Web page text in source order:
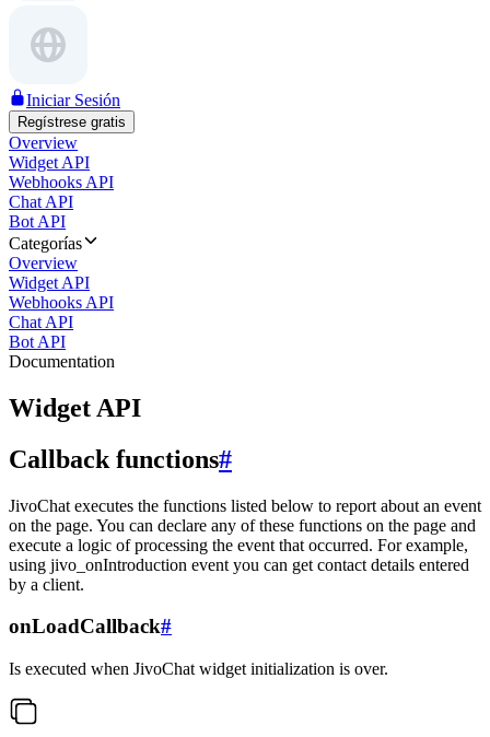
Iniciar Sesión
Regístrese gratis
Overview
Widget API
Webhooks API
Chat API
Bot API
Categorías
Overview
Widget API
Webhooks API
Chat API
Bot API
Documentation
Widget API
Callback functions#
JivoChat executes the functions listed below to report about an event
on the page. You can declare any of these functions on the page and
execute a logic of processing the event that occurred. For example,
using jivo_onIntroduction event you can get contact details entered
by a client.
onLoadCallback#
Is executed when JivoChat widget initialization is over.